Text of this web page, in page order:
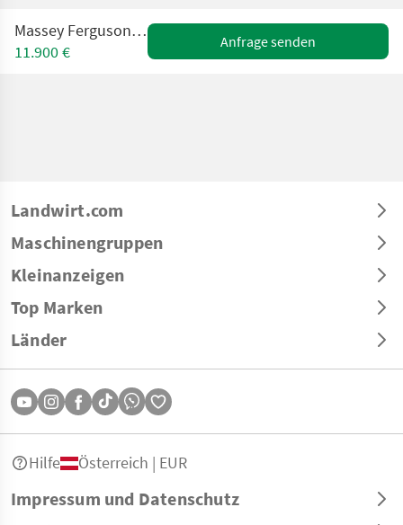
Massey Ferguson 135 MP Super
11.900 €
Anfrage senden
Landwirt.com
Maschinengruppen
Kleinanzeigen
Top Marken
Länder
Impressum und Datenschutz
Hilfe Österreich | EUR